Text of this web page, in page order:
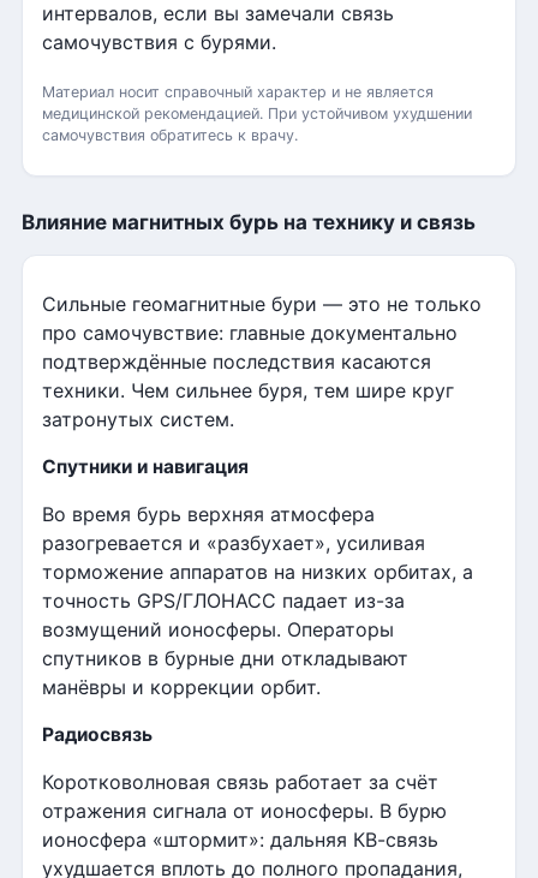
интервалов, если вы замечали связь
самочувствия с бурями.
Материал носит справочный характер и не является
медицинской рекомендацией. При устойчивом ухудшении
самочувствия обратитесь к врачу.
Влияние магнитных бурь на технику и связь
Сильные геомагнитные бури — это не только
про самочувствие: главные документально
подтверждённые последствия касаются
техники. Чем сильнее буря, тем шире круг
затронутых систем.
Спутники и навигация
Во время бурь верхняя атмосфера
разогревается и «разбухает», усиливая
торможение аппаратов на низких орбитах, а
точность GPS/ГЛОНАСС падает из-за
возмущений ионосферы. Операторы
спутников в бурные дни откладывают
манёвры и коррекции орбит.
Радиосвязь
Коротковолновая связь работает за счёт
отражения сигнала от ионосферы. В бурю
ионосфера «штормит»: дальняя КВ-связь
ухудшается вплоть до полного пропадания,